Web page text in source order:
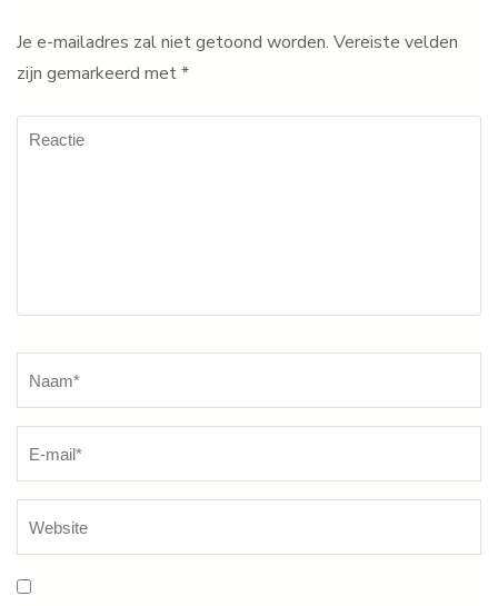
Je e-mailadres zal niet getoond worden. Vereiste velden
zijn gemarkeerd met*
Reactie